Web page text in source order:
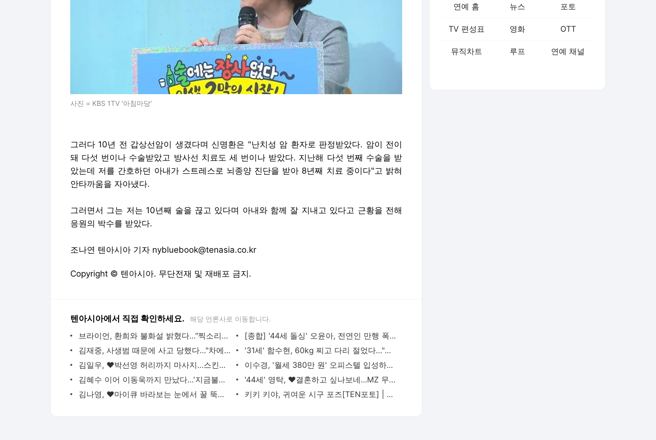
사진 = KBS 1TV '아침마당'
그러다 10년 전 갑상선암이 생겼다며 신명환은 "난치성 암 환자로 판정받았다. 암이 전이
돼 다섯 번이나 수술받았고 방사선 치료도 세 번이나 받았다. 지난해 다섯 번째 수술을 받
았는데 저를 간호하던 아내가 스트레스로 뇌종양 진단을 받아 8년째 치료 중이다"고 밝혀
안타까움을 자아냈다.
그러면서 그는 저는 10년째 술을 끊고 있다며 아내와 함께 잘 지내고 있다고 근황을 전해
응원의 박수를 받았다.
조나연 텐아시아 기자 nybluebook@tenasia.co.kr
Copyright © 텐아시아. 무단전재 및 재배포 금지.
텐아시아에서 직접 확인하세요. 해당 언론사로 이동합니다.
브라이언, 환희와 불화설 밝혔다…"찍소리도 못해, 주먹 날아올까 무서워" ('라스') | 텐아시아
[종합] '44세 돌싱' 오윤아, 전연인 만행 폭로했다…"자폐아들에게 막말, 집착 심해" ('솔로라서') |
김재중, 사생범 때문에 사고 당했다…"차에서 기어 나오는데 웃으며 사진 찍어" ('돌싱포맨') | 텐
'31세' 함수현, 60kg 찌고 다리 절었다…"父 사망, 나 대신 신내림 받다가" ('돌싱포맨') | 텐아시아
김일우, ♥박선영 허리까지 마사지…스킨십도 과감하게 "둘이 결혼하면" ('신랑수업') | 텐아시아
이수경, '월세 380만 원' 오피스텔 입성하더니…'하루 술값 140만 원' 쿨 플렉스 | 텐아시아
김혜수 이어 이동욱까지 만났다…'지금불륜'·'킬러들의2'에서 열일 중인 김재철 | 텐아시아
'44세' 영탁, ♥결혼하고 싶나보네…MZ 무속인에게 운세 의뢰('편스토랑') | 텐아시아
김나영, ♥마이큐 바라보는 눈에서 꿀 뚝뚝…재혼 후 물오른 미모 | 텐아시아
키키 키야, 귀여운 시구 포즈[TEN포토] | 텐아시아
연예 홈 뉴스 포토
TV 편성표 영화 OTT
뮤직차트 루프 연예 채널